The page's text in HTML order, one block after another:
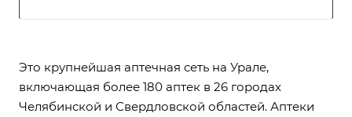
Это крупнейшая аптечная сеть на Урале,
включающая более 180 аптек в 26 городах
Челябинской и Свердловской областей. Аптеки